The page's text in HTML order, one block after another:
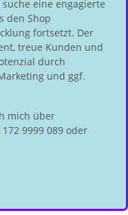
eine engagierte
den Shop
fortsetzt. Der
treue Kunden und
durch
und ggf.
mich über
9999 089 oder